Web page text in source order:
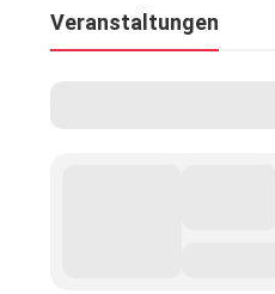
Veranstaltungen